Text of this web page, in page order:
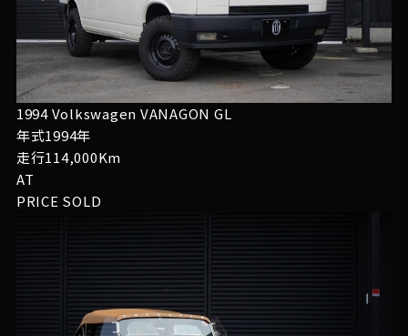
1994 Volkswagen VANAGON GL
年式1994年
走行114,000Km
AT
PRICE SOLD